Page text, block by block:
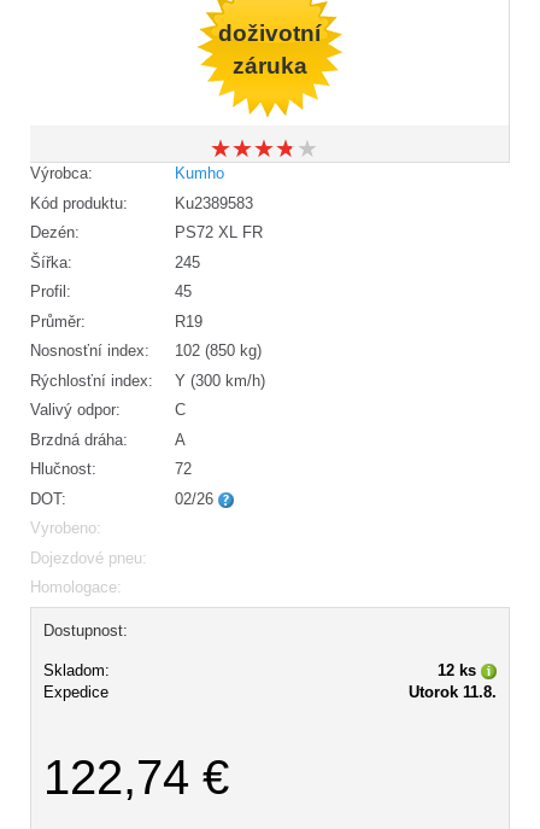
doživotní
záruka
★★★★★
★★★★★
Výrobca:
Kumho
Kód produktu:
Ku2389583
Dezén:
PS72 XL FR
Šířka:
245
Profil:
45
Průměr:
R19
Nosnosťní index:
102 (850 kg)
Rýchlosťní index:
Y (300 km/h)
Valivý odpor:
C
Brzdná dráha:
A
Hlučnost:
72
DOT:
02/26
Vyrobeno:
Dojezdové pneu:
Homologace:
Dostupnost:
Skladom:
12 ks
Expedice
Utorok 11.8.
122,74 €